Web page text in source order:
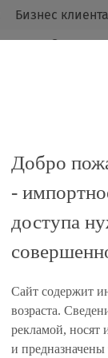
Бизнес
Corne
Единиц в
1
6
Добро
-
доступа
Сайт содержит
возраста.
рекламой, носят
и предназначены